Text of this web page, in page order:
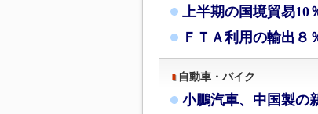
上半期の国境貿易10
ＦＴＡ利用の輸出８
自動車・バイク
小鵬汽車、中国製の